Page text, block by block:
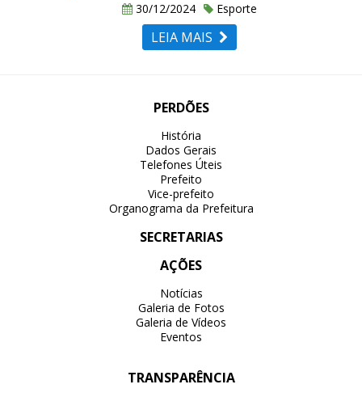
30/12/2024 Esporte
LEIA MAIS
PERDÕES
História
Dados Gerais
Telefones Úteis
Prefeito
Vice-prefeito
Organograma da Prefeitura
SECRETARIAS
AÇÕES
Notícias
Galeria de Fotos
Galeria de Vídeos
Eventos
TRANSPARÊNCIA